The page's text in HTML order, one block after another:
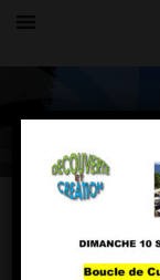
Toutes
LE VILLAGE